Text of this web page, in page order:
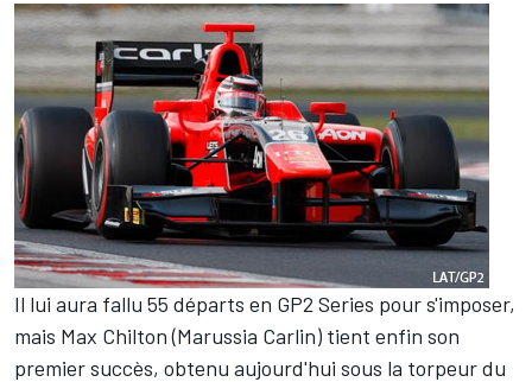
Il lui aura fallu 55 départs en GP2 Series pour s'imposer,
mais Max Chilton (Marussia Carlin) tient enfin son
premier succès, obtenu aujourd'hui sous la torpeur du